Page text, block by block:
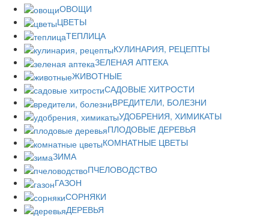
ОВОЩИ
ЦВЕТЫ
ТЕПЛИЦА
КУЛИНАРИЯ, РЕЦЕПТЫ
ЗЕЛЕНАЯ АПТЕКА
ЖИВОТНЫЕ
САДОВЫЕ ХИТРОСТИ
ВРЕДИТЕЛИ, БОЛЕЗНИ
УДОБРЕНИЯ, ХИМИКАТЫ
ПЛОДОВЫЕ ДЕРЕВЬЯ
КОМНАТНЫЕ ЦВЕТЫ
ЗИМА
ПЧЕЛОВОДСТВО
ГАЗОН
СОРНЯКИ
ДЕРЕВЬЯ